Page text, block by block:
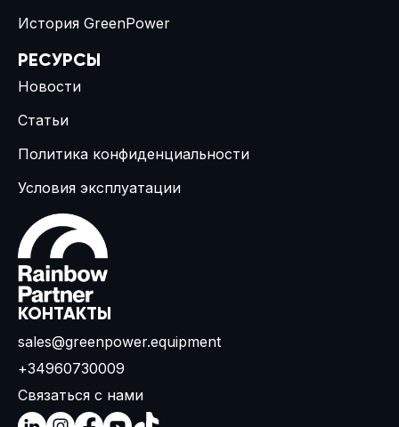
История GreenPower
РЕСУРСЫ
Новости
Статьи
Политика конфиденциальности
Условия эксплуатации
КОНТАКТЫ
sales@greenpower.equipment
+34960730009
Связаться с нами